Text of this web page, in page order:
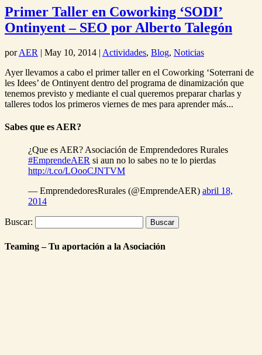
Primer Taller en Coworking ‘SODI’
Ontinyent – SEO por Alberto Talegón
porAER | May 10, 2014 | Actividades, Blog, Noticias
Ayer llevamos a cabo el primer taller en el Coworking ‘Soterrani de
les Idees’ de Ontinyent dentro del programa de dinamización que
tenemos previsto y mediante el cual queremos preparar charlas y
talleres todos los primeros viernes de mes para aprender más...
Sabes que es AER?
¿Que es AER? Asociación de Emprendedores Rurales
#EmprendeAER si aun no lo sabes no te lo pierdas
http://t.co/LOooCJNTVM
— EmprendedoresRurales (@EmprendeAER) abril 18,
2014
Buscar:
Teaming – Tu aportación a la Asociación